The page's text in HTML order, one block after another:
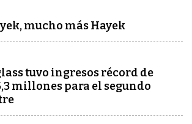
mucho más Hayek
tuvo ingresos récord de
millones para el segundo